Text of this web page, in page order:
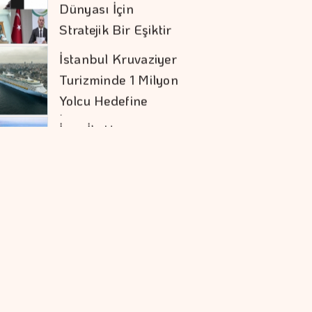
Turizminde 1 Milyon
Yolcu Hedefine
İlerliyor
İran İle Umman
Hürmüz Geçişi
Konusunda Anlaştı